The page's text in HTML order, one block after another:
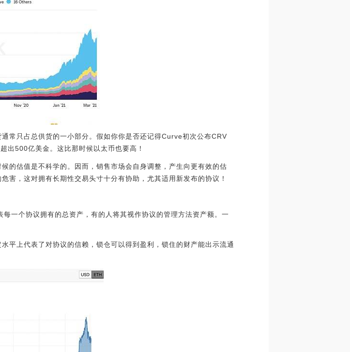
常只占总供货的一小部分。假如你你是否还记得Curve初次公布CRV
出500亿美金。这比那时候以太币也要高！
的估值是不科学的。因而，销售市场会自身调整，产生向更有效的估
害，这对拥有长期性交易头寸十分有协助，尤其适用新发布的协议！
一个协议拥有的总资产，有的人将其视作协议的管理方法资产额。一
平上代表了对协议的信赖，锁仓可以得到盈利，锁住的财产能出示流通